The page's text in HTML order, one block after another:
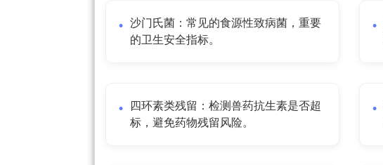
沙门氏菌：常见的食源性致病菌，重要
的卫生安全指标。
四环素类残留：检测兽药抗生素是否超
标，避免药物残留风险。